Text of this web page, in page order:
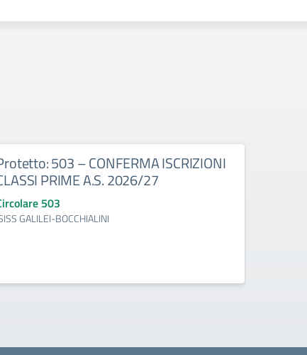
503 – CONFERMA ISCRIZIONI
PRIME A.S. 2026/27
503
GALILEI-BOCCHIALINI